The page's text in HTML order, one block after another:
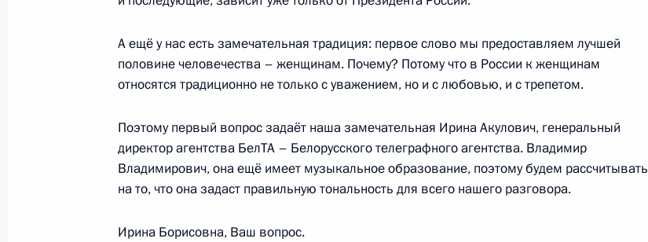
Встреча с губернатором Оренбургской области Денисом
29 мая 2024 года, 13:10 Москва, Кремль
А ещё у нас есть замечательная традиция: первое слово мы предоставляем лучшей
половине человечества – женщинам. Почему? Потому что в России к женщинам
относятся традиционно не только с уважением, но и с любовью, и с трепетом.
Поэтому первый вопрос задаёт наша замечательная Ирина Акулович, генеральный
директор агентства БелТА – Белорусского телеграфного агентства. Владимир
Владимирович, она ещё имеет музыкальное образование, поэтому будем рассчитывать
на то, что она задаст правильную тональность для всего нашего разговора.
Ирина Борисовна, Ваш вопрос.